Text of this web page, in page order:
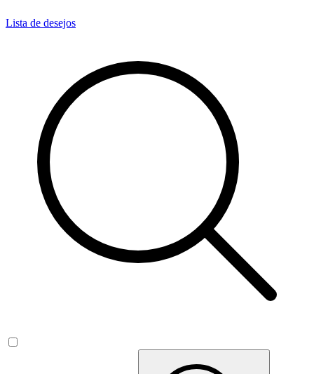
Lista de desejos